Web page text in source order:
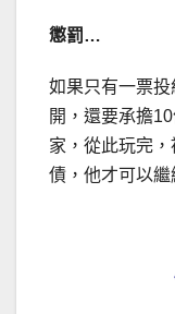
懲罰…
如果只有一票
開，還要承擔
家，從此玩完
債，他才可以繼